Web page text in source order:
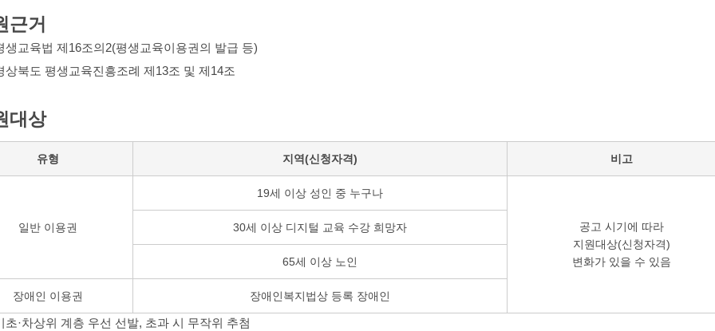
근거
생교육법 제16조의2(평생교육이용권의 발급 등)
상북도 평생교육진흥조례 제13조 및 제14조
대상
유형 지역(신청자격) 비고
일반 이용권
19세 이상 성인 중 누구나
공고 시기에 따라
지원대상(신청자격)
변화가 있을 수 있음
30세 이상 디지털 교육 수강 희망자
65세 이상 노인
장애인 이용권 장애인복지법상 등록 장애인
초·차상위 계층 우선 선발, 초과 시 무작위 추첨